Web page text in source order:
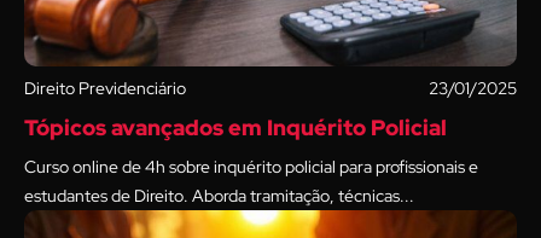
Direito Previdenciário 23/01/2025
Tópicos avançados em Inquérito Policial
Curso online de 4h sobre inquérito policial para profissionais e
estudantes de Direito. Aborda tramitação, técnicas...